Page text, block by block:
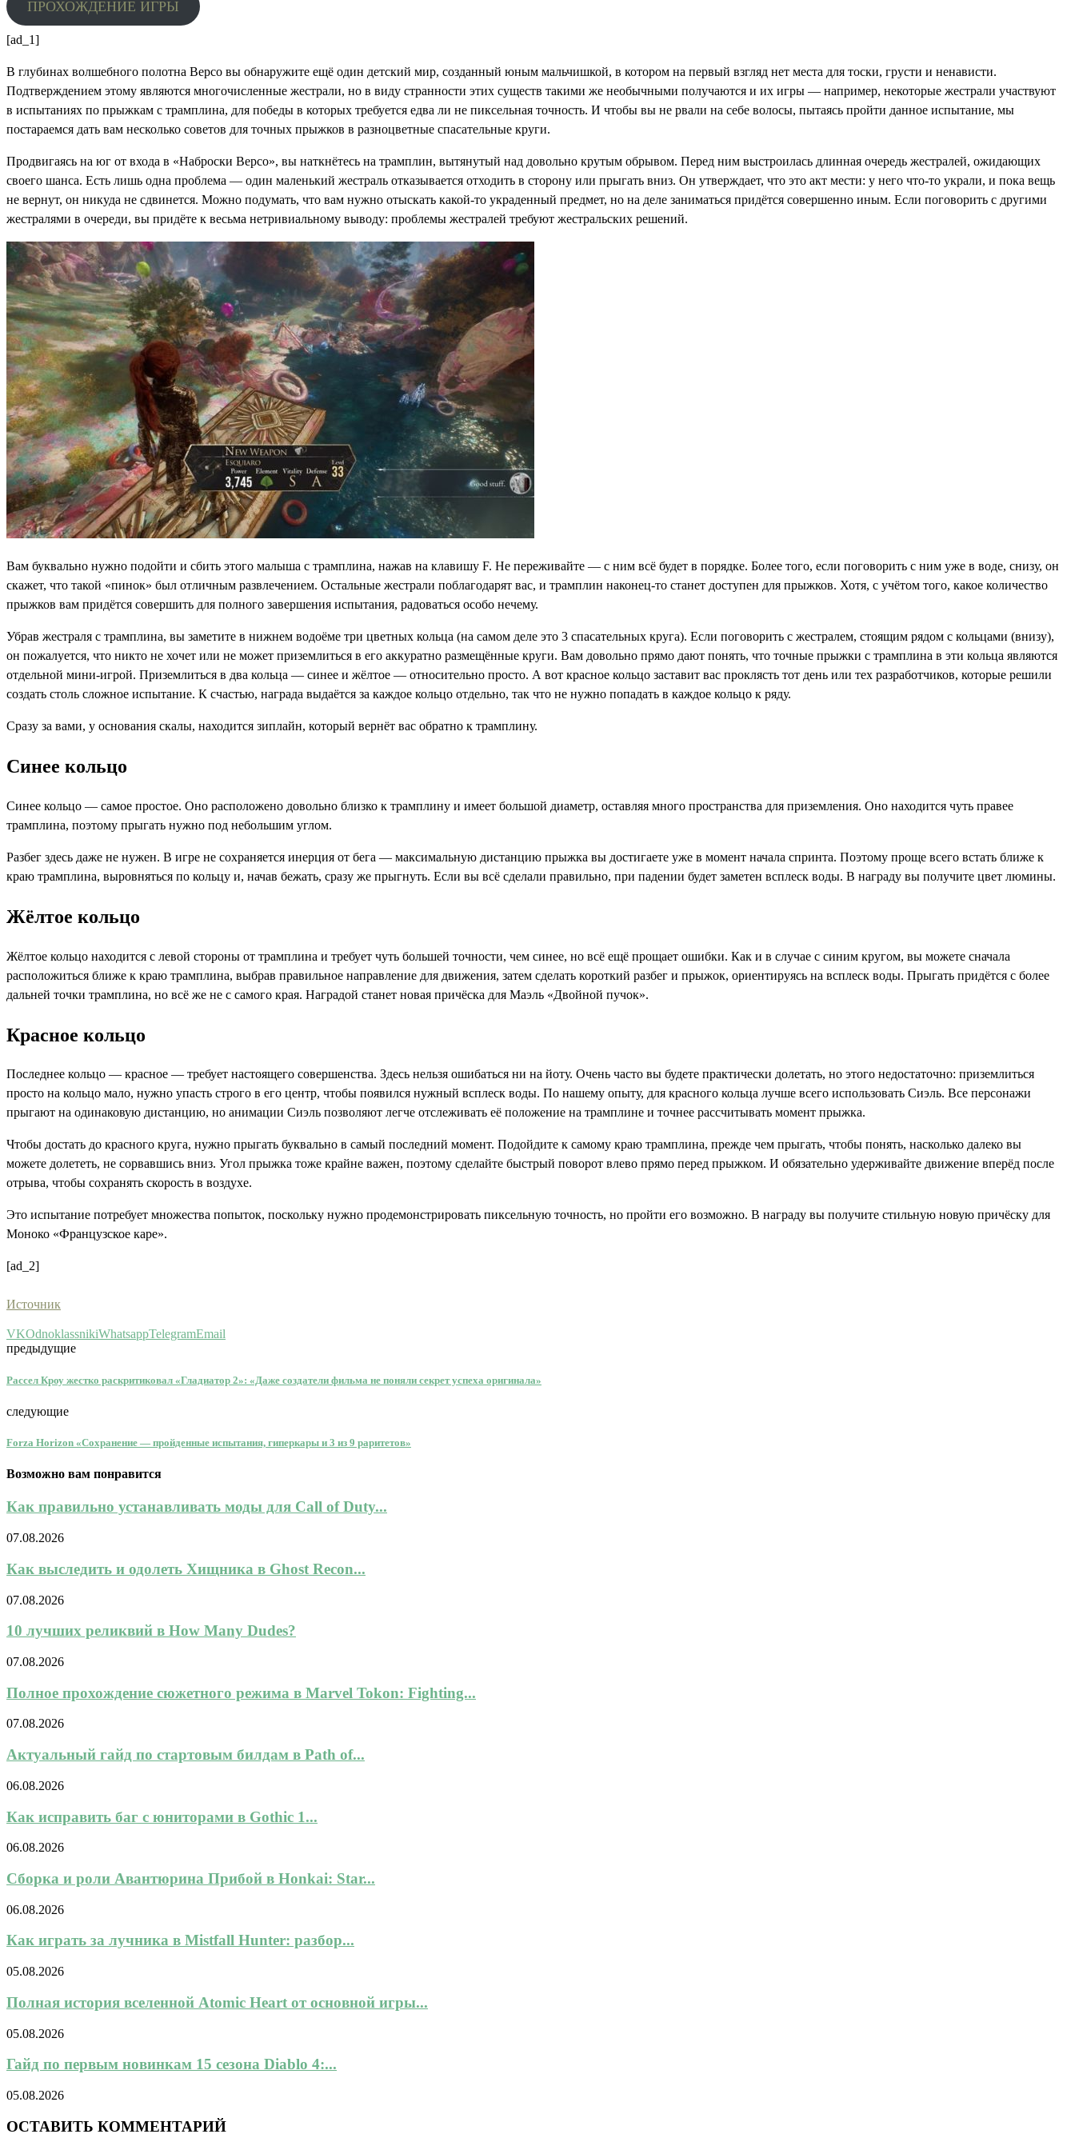
ПРОХОЖДЕНИЕ ИГРЫ
[ad_1]
В глубинах волшебного полотна Версо вы обнаружите ещё один детский мир, созданный юным мальчишкой, в котором на первый взгляд нет места для тоски, грусти и ненависти.
Подтверждением этому являются многочисленные жестрали, но в виду странности этих существ такими же необычными получаются и их игры — например, некоторые жестрали участвуют
в испытаниях по прыжкам с трамплина, для победы в которых требуется едва ли не пиксельная точность. И чтобы вы не рвали на себе волосы, пытаясь пройти данное испытание, мы
постараемся дать вам несколько советов для точных прыжков в разноцветные спасательные круги.
Продвигаясь на юг от входа в «Наброски Версо», вы наткнётесь на трамплин, вытянутый над довольно крутым обрывом. Перед ним выстроилась длинная очередь жестралей, ожидающих
своего шанса. Есть лишь одна проблема — один маленький жестраль отказывается отходить в сторону или прыгать вниз. Он утверждает, что это акт мести: у него что-то украли, и пока вещь
не вернут, он никуда не сдвинется. Можно подумать, что вам нужно отыскать какой-то украденный предмет, но на деле заниматься придётся совершенно иным. Если поговорить с другими
жестралями в очереди, вы придёте к весьма нетривиальному выводу: проблемы жестралей требуют жестральских решений.
Вам буквально нужно подойти и сбить этого малыша с трамплина, нажав на клавишу F. Не переживайте — с ним всё будет в порядке. Более того, если поговорить с ним уже в воде, снизу, он
скажет, что такой «пинок» был отличным развлечением. Остальные жестрали поблагодарят вас, и трамплин наконец-то станет доступен для прыжков. Хотя, с учётом того, какое количество
прыжков вам придётся совершить для полного завершения испытания, радоваться особо нечему.
Убрав жестраля с трамплина, вы заметите в нижнем водоёме три цветных кольца (на самом деле это 3 спасательных круга). Если поговорить с жестралем, стоящим рядом с кольцами (внизу),
он пожалуется, что никто не хочет или не может приземлиться в его аккуратно размещённые круги. Вам довольно прямо дают понять, что точные прыжки с трамплина в эти кольца являются
отдельной мини-игрой. Приземлиться в два кольца — синее и жёлтое — относительно просто. А вот красное кольцо заставит вас проклясть тот день или тех разработчиков, которые решили
создать столь сложное испытание. К счастью, награда выдаётся за каждое кольцо отдельно, так что не нужно попадать в каждое кольцо к ряду.
Сразу за вами, у основания скалы, находится зиплайн, который вернёт вас обратно к трамплину.
Синее кольцо
Синее кольцо — самое простое. Оно расположено довольно близко к трамплину и имеет большой диаметр, оставляя много пространства для приземления. Оно находится чуть правее
трамплина, поэтому прыгать нужно под небольшим углом.
Разбег здесь даже не нужен. В игре не сохраняется инерция от бега — максимальную дистанцию прыжка вы достигаете уже в момент начала спринта. Поэтому проще всего встать ближе к
краю трамплина, выровняться по кольцу и, начав бежать, сразу же прыгнуть. Если вы всё сделали правильно, при падении будет заметен всплеск воды. В награду вы получите цвет люмины.
Жёлтое кольцо
Жёлтое кольцо находится с левой стороны от трамплина и требует чуть большей точности, чем синее, но всё ещё прощает ошибки. Как и в случае с синим кругом, вы можете сначала
расположиться ближе к краю трамплина, выбрав правильное направление для движения, затем сделать короткий разбег и прыжок, ориентируясь на всплеск воды. Прыгать придётся с более
дальней точки трамплина, но всё же не с самого края. Наградой станет новая причёска для Маэль «Двойной пучок».
Красное кольцо
Последнее кольцо — красное — требует настоящего совершенства. Здесь нельзя ошибаться ни на йоту. Очень часто вы будете практически долетать, но этого недостаточно: приземлиться
просто на кольцо мало, нужно упасть строго в его центр, чтобы появился нужный всплеск воды. По нашему опыту, для красного кольца лучше всего использовать Сиэль. Все персонажи
прыгают на одинаковую дистанцию, но анимации Сиэль позволяют легче отслеживать её положение на трамплине и точнее рассчитывать момент прыжка.
Чтобы достать до красного круга, нужно прыгать буквально в самый последний момент. Подойдите к самому краю трамплина, прежде чем прыгать, чтобы понять, насколько далеко вы
можете долететь, не сорвавшись вниз. Угол прыжка тоже крайне важен, поэтому сделайте быстрый поворот влево прямо перед прыжком. И обязательно удерживайте движение вперёд после
отрыва, чтобы сохранять скорость в воздухе.
Это испытание потребует множества попыток, поскольку нужно продемонстрировать пиксельную точность, но пройти его возможно. В награду вы получите стильную новую причёску для
Моноко «Французское каре».
[ad_2]
Источник
VKOdnoklassnikiWhatsappTelegramEmail
предыдущие
Рассел Кроу жестко раскритиковал «Гладиатор 2»: «Даже создатели фильма не поняли секрет успеха оригинала»
следующие
Forza Horizon «Сохранение — пройденные испытания, гиперкары и 3 из 9 раритетов»
Возможно вам понравится
Как правильно устанавливать моды для Call of Duty...
07.08.2026
Как выследить и одолеть Хищника в Ghost Recon...
07.08.2026
10 лучших реликвий в How Many Dudes?
07.08.2026
Полное прохождение сюжетного режима в Marvel Tokon: Fighting...
07.08.2026
Актуальный гайд по стартовым билдам в Path of...
06.08.2026
Как исправить баг с юниторами в Gothic 1...
06.08.2026
Сборка и роли Авантюрина Прибой в Honkai: Star...
06.08.2026
Как играть за лучника в Mistfall Hunter: разбор...
05.08.2026
Полная история вселенной Atomic Heart от основной игры...
05.08.2026
Гайд по первым новинкам 15 сезона Diablo 4:...
05.08.2026
ОСТАВИТЬ КОММЕНТАРИЙ